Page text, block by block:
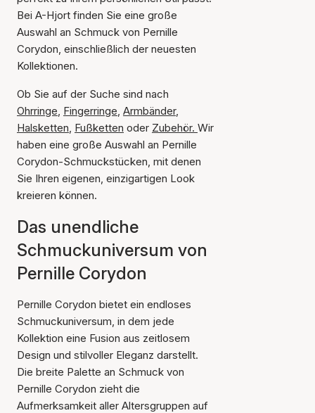
Bei A-Hjort finden Sie eine große
Auswahl an Schmuck von Pernille
Corydon, einschließlich der neuesten
Kollektionen.
Ob Sie auf der Suche sind nach
Ohrringe, Fingerringe, Armbänder,
Halsketten, Fußketten oder Zubehör. Wir
haben eine große Auswahl an Pernille
Corydon-Schmuckstücken, mit denen
Sie Ihren eigenen, einzigartigen Look
kreieren können.
Das unendliche
Schmuckuniversum von
Pernille Corydon
Pernille Corydon bietet ein endloses
Schmuckuniversum, in dem jede
Kollektion eine Fusion aus zeitlosem
Design und stilvoller Eleganz darstellt.
Die breite Palette an Schmuck von
Pernille Corydon zieht die
Aufmerksamkeit aller Altersgruppen auf